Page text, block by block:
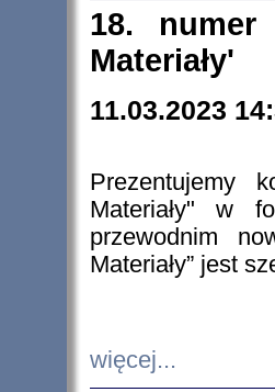
18. numer
Materiały'
11.03.2023
Prezentujemy
Materiały" w
przewodnim
Materiały” jest
więcej...